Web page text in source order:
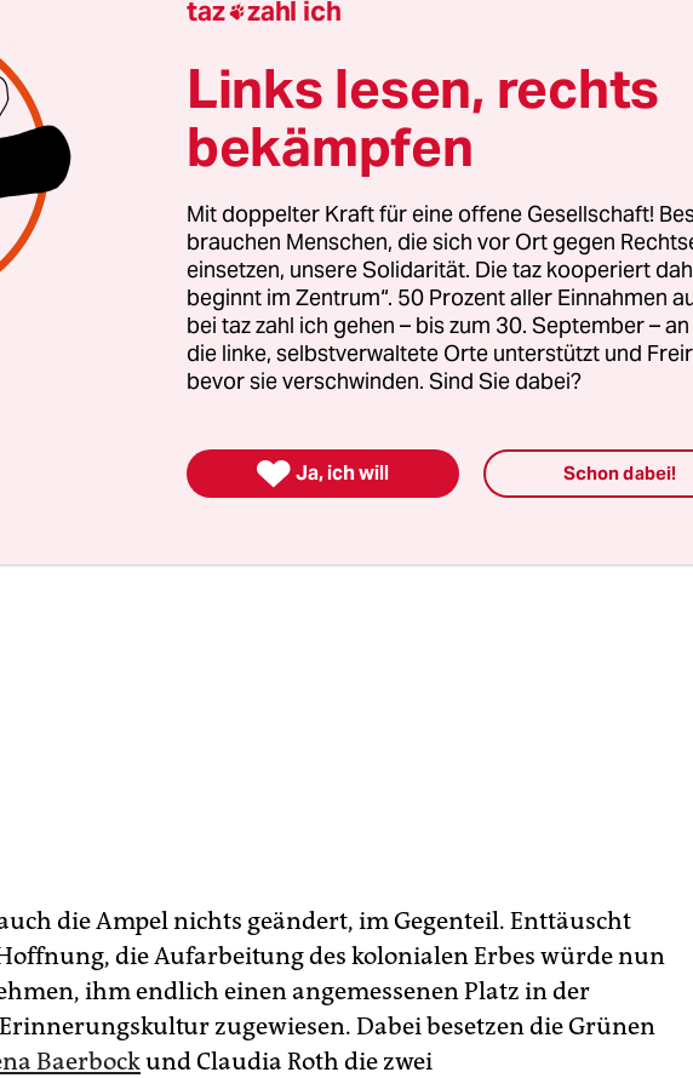
Hereros sind nicht mehr deutsche Untertanen…Innerhalb
deutschen Grenze wird jeder Herero … erschossen, ich
keine Weiber oder Kinder mehr auf,…lasse auf sie
mit denen der deutsche General Lothar von Trotha vor
(2.10.1904) den ersten Völkermord des 20.
rechtfertigte, sind Symbol der deutschen kolonialen
Bis heute fehlt eine offizielle Anerkennung durch
ebenso wie eine offizielle Entschuldigung des
des Bundeskanzlers oder wenigstens der
die Ampel nichts geändert, im Gegenteil. Enttäuscht
die Aufarbeitung des kolonialen Erbes würde nun
ihm endlich einen angemessenen Platz in der
zugewiesen. Dabei besetzen die Grünen
Baerbockund Claudia Roth die zwei
taz zahl ich
Links lesen, rechts
bekämpfen
Mit doppelter Kraft für eine offene Gesellschaft!
brauchen Menschen, die sich vor Ort gegen
einsetzen, unsere Solidarität. Die taz kooperiert
beginnt im Zentrum“. 50 Prozent aller Einnahmen
bei taz zahl ich gehen – bis zum 30. September –
die linke, selbstverwaltete Orte unterstützt und
bevor sie verschwinden. Sind Sie dabei?
 Ja, ich will Schon dabei!